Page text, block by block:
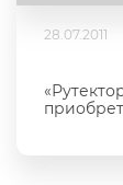
28.07.2011